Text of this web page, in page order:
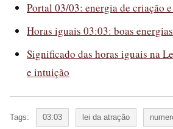
Portal 03/03: energia de criação
Horas iguais 03:03: boas
Significado das horas iguais na
e intuição
Tags: 03:03 lei da atração